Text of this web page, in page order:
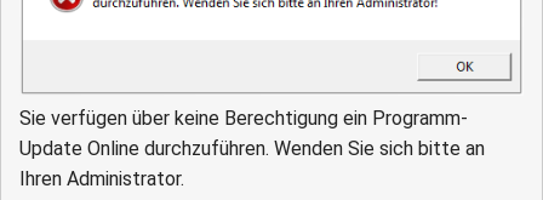
Sie verfügen über keine Berechtigung ein Programm-
Update Online durchzuführen. Wenden Sie sich bitte an
Ihren Administrator.